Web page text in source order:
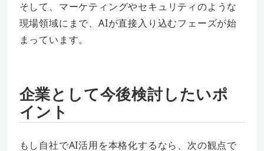
そして、マーケティングやセキュリティのような
現場領域にまで、AIが直接入り込むフェーズが始
まっています。
企業として今後検討したいポ
イント
もし自社でAI活用を本格化するなら、次の観点で